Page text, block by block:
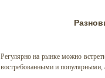
Регулярно на рынке можно
востребованными и популярными,